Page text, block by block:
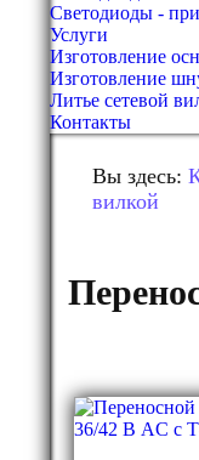
Светодиоды -
Услуги
Изготовление
Изготовление
Литье сетевой
Контакты
Вы здесь:
вилкой